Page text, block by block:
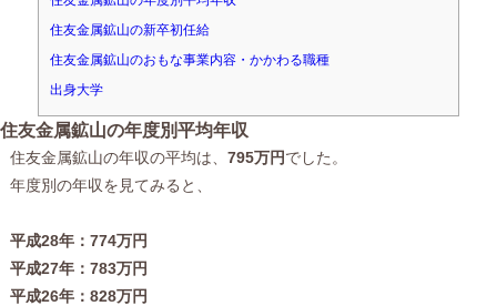
住友金属鉱山の新卒初任給
住友金属鉱山のおもな事業内容・かかわる職種
出身大学
住友金属鉱山の年度別平均年収
住友金属鉱山の年収の平均は、 795万円でした。
年度別の年収を見てみると、
平成28年：774万円
平成27年：783万円
平成26年：828万円